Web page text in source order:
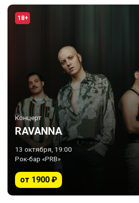
18+
Концерт
RAVANNA
13 октября, 19:00
Рок-бар «PRB»
от 1900 ₽